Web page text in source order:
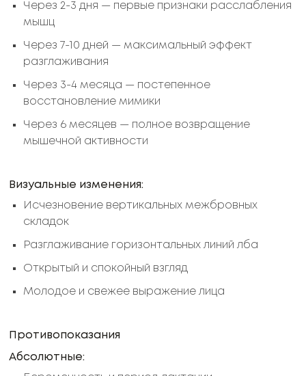
Через 2-3 дня — первые признаки расслабления
мышц
Через 7-10 дней — максимальный эффект
разглаживания
Через 3-4 месяца — постепенное
восстановление мимики
Через 6 месяцев — полное возвращение
мышечной активности
Визуальные изменения:
Исчезновение вертикальных межбровных
складок
Разглаживание горизонтальных линий лба
Открытый и спокойный взгляд
Молодое и свежее выражение лица
Противопоказания
Абсолютные: